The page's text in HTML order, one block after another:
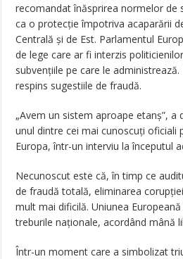
recomandat înăsprirea normelor de
ca o protecție împotriva acaparării
Centrală și de Est. Parlamentul
de lege care ar fi interzis
subvențiile pe care le
respins sugestiile de fraudă.
„Avem un sistem aproape etanș”, a
unul dintre cei mai cunoscuți oficiali
Europa, într-un interviu la începutul
Necunoscut este că, în timp ce
de fraudă totală, eliminarea
mult mai dificilă. Uniunea
treburile naționale, acordând mână
Într-un moment care a simbolizat